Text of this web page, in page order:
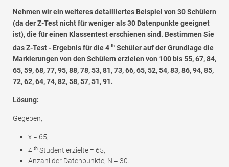
Nehmen wir ein weiteres detailliertes Beispiel von 30 Schülern
(da der Z-Test nicht für weniger als 30 Datenpunkte geeignet
ist), die für einen Klassentest erschienen sind. Bestimmen Sie
das Z-Test - Ergebnis für die 4 th Schüler auf der Grundlage die
Markierungen von den Schülern erzielen von 100 bis 55, 67, 84,
65, 59, 68, 77, 95, 88, 78, 53, 81, 73, 66, 65, 52, 54, 83, 86, 94, 85,
72, 62, 64, 74, 82, 58, 57, 51, 91.
Lösung:
Gegeben,
x = 65,
4 th Student erzielte = 65,
Anzahl der Datenpunkte, N = 30.